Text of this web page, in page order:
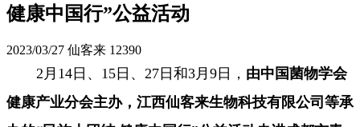
健康中国行”公益活动
2023/03/27 仙客来 12390
2月14日、15日、27日和3月9日， 由中国菌物学会
健康产业分会主办，江西仙客来生物科技有限公司等承